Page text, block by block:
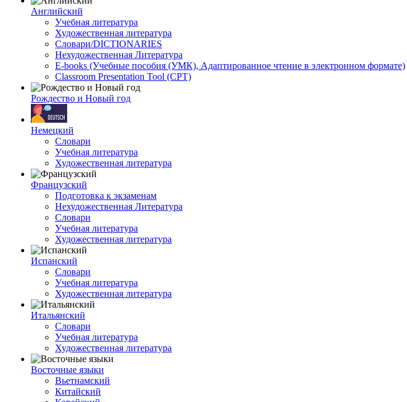
Английский
Учебная литература
Художественная литература
Словари/DICTIONARIES
Нехудожественная Литература
E-books (Учебные пособия (УМК), Адаптированное чтение в электронном формате)
Classroom Presentation Tool (CPT)
Рождество и Новый год
Немецкий
Словари
Учебная литература
Художественная литература
Французский
Подготовка к экзаменам
Нехудожественная Литература
Словари
Учебная литература
Художественная литература
Испанский
Словари
Учебная литература
Художественная литература
Итальянский
Словари
Учебная литература
Художественная литература
Восточные языки
Вьетнамский
Китайский